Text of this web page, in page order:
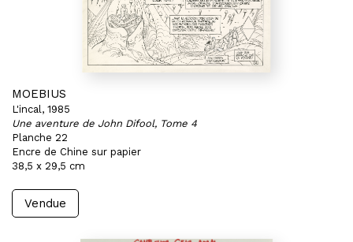
MOEBIUS
L'incal, 1985
Une aventure de John Difool, Tome 4
Planche 22
Encre de Chine sur papier
38,5 x 29,5 cm
Vendue